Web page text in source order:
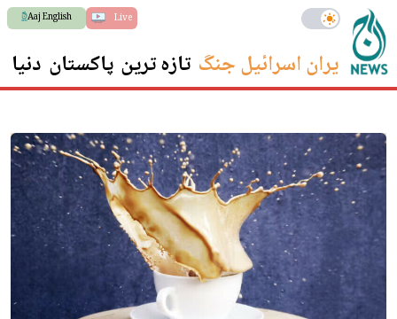
Live
Aaj English
ایران اسرائیل جنگ تازہ ترین پاکستان دنیا